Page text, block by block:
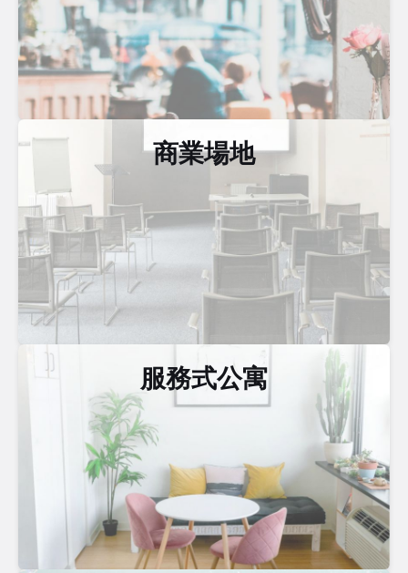
商業場地
服務式公寓